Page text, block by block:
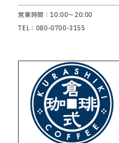
営業時間：10:00～20:00
TEL：080-0700-3155